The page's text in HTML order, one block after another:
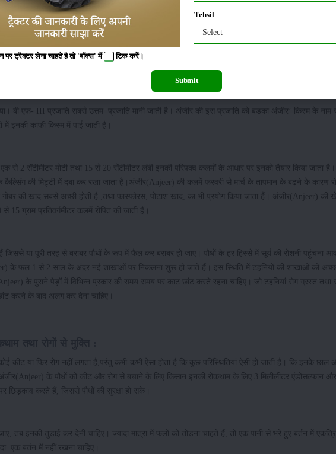
की भूमि का प्रयोग कर सकते हैं ,परंतु किसानों द्वारा सलाह अनुसार अंजीर(Anjeer) की खेती के लिए सबसे अच्छी
में जल निकास काफी अच्छी तरह से हो जाता है , इसीलिए इसको सबसे अच्छी श्रेष्ठ मिट्टियों की श्रेणी में रखा गया है।
में विभाजित किया गया है
बी एफ- III प्रजाति सबसे उत्तम प्रजाति मानी जाती है। अंजीर की इस प्रजाति को बडका अंजीर’ किस्म के नाम
में इनकी काफी किस्म में पाई जाती है।
से 2 सेंटीमीटर मोटी तथा 15 से 20 सेंटीमीटर लंबी इनकी परिपक्व कलमों के आधार पर इनको तैयार किया जाता है।
की मिट्टी में दबा कर रखा जाता है।अंजीर(Anjeer) की कलमें फरवरी से मार्च के तापमान के बढ़ने के कारण
की खाद सबसे अच्छी होती है ,तथा फास्फोरस, पोटाश खाद, का भी प्रयोग किया जाता हैं। अंजीर(Anjeer) की
ग्राम प्रतिवर्गमीटर कलमें रोपित की जाती हैं।
या पूरी तरह से बराबर पौधों के रूप में फैल कर बराबर हो जाए। पौधों के हर हिस्से में सूर्य की रोशनी पहुंचना
के फल 1 से 2 साल के अंदर नई शाखाओं पर निकलना शुरू हो जाते हैं। इस स्थिति में टहनियों की शाखाओं को
के पुराने पेड़ों में विभिन्न प्रकार की समय समय पर काट छांट करते रहना चाहिए। जो टहनियां रोग ग्रस्त
करने के बाद अलग कर देना चाहिए।
कीट या फिर रोग नहीं लगता है,परंतु कभी-कभी ऐसा होता है कि कुछ परिस्थितियां ऐसी हो जाती है। कि इनके छाल
के पौधों को कीट और रोग से बचाने के लिए किसान इनकी रोकथाम के लिए 3 मिलीलीटर एंडोसल्फान और
छिड़काव करते हैं, जिससे पौधों की सुरक्षा हो सके।
तब इनकी तुड़ाई कर देनी चाहिए। ज्यादा मात्रा में फलों को तोड़ना चाहते हैं, तो एक पानी से भरे हुए बर्तन में
एक बर्तन में नहीं रखना चाहिए।
Tehsil
Select
ट्रैक्टर लेना चाहते है तो 'बॉक्स' में टिककरें।
Submit